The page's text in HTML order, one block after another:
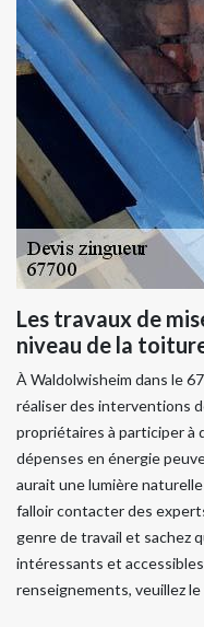
Les travaux de
niveau de la
À Waldolwisheim dans le
réaliser des interventions
propriétaires à participer à
dépenses en énergie
aurait une lumière naturelle
falloir contacter des
genre de travail et sachez
intéressants et
renseignements, veuillez